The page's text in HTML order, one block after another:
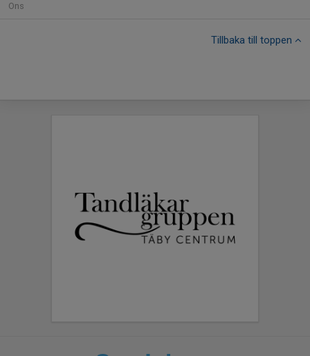
Ons
Tillbaka till toppen